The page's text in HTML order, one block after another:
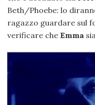
Beth/Phoebe: lo
ragazzo guardare sul
verificare che Emma